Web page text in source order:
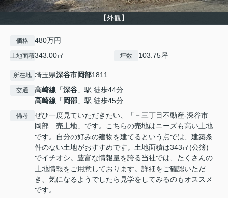
【外観】
価格 480万円
土地面積343.00㎡ 坪数 103.75坪
所在地 埼玉県深谷市岡部1811
交通 高崎線 「深谷 」駅 徒歩44分
高崎線 「 岡部 」駅 徒歩45分
備考
ぜひ一度見ていただきたい、「－三丁目不動産-深谷市
岡部 売土地」です。こちらの売地はニーズも高い土地
です。自分の好みの建物を建てるという点では、建築条
件のない土地がおすすめです。土地面積は343㎡(公簿)
でイチオシ。豊富な情報量を誇る当社では、たくさんの
土地情報をご用意しております。詳細をご確認いただ
き、気になるようでしたら見学をしてみるのもオススメ
です。